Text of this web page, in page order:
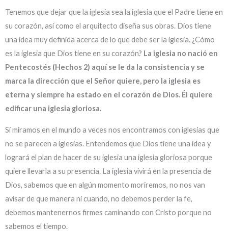
Tenemos que dejar que la iglesia sea la iglesia que el Padre tiene en
su corazón, así como el arquitecto diseña sus obras. Dios tiene
una idea muy definida acerca de lo que debe ser la iglesia. ¿Cómo
es la iglesia que Dios tiene en su corazón? La iglesia no nació en
Pentecostés (Hechos 2) aquí se le da la consistencia y se
marca la dirección que el Señor quiere, pero la iglesia es
eterna y siempre ha estado en el corazón de Dios. Él quiere
edificar una iglesia gloriosa.
Si miramos en el mundo a veces nos encontramos con iglesias que
no se parecen a iglesias. Entendemos que Dios tiene una idea y
logrará el plan de hacer de su iglesia una iglesia gloriosa porque
quiere llevarla a su presencia. La iglesia vivirá en la presencia de
Dios, sabemos que en algún momento moriremos, no nos van
avisar de que manera ni cuando, no debemos perder la fe,
debemos mantenernos firmes caminando con Cristo porque no
sabemos el tiempo.